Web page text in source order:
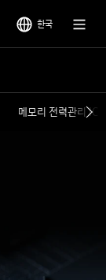
한국
메모리 전력관리 IC